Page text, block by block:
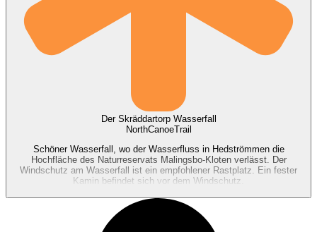
Der Skräddartorp Wasserfall
NorthCanoeTrail
Schöner Wasserfall, wo der Wasserfluss in Hedströmmen die
Hochfläche des Naturreservats Malingsbo-Kloten verlässt. Der
Windschutz am Wasserfall ist ein empfohlener Rastplatz. Ein fester
Kamin befindet sich vor dem Windschutz.